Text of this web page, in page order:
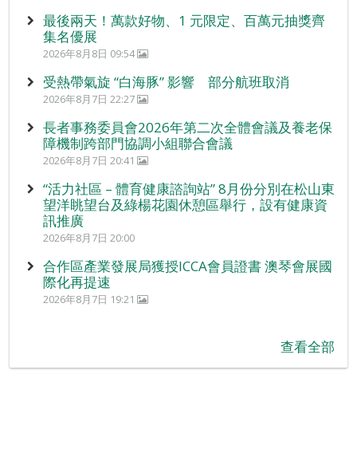
最後兩天！萬款好物、1 元限定、百萬元抽獎齊
集名優展
2026年8月8日 09:54
受熱帶氣旋 “白海豚” 影響 部分航班取消
2026年8月7日 22:27
長者事務委員會2026年第二次全體會議及養老保
障機制跨部門協調小組聯合會議
2026年8月7日 20:41
“活力社區 – 體育健康諮詢站” 8月份分別在松山東
望洋眺望台及綠楊花園休憩區舉行，設有健康資
訊推廣
2026年8月7日 20:00
合作區產業發展局獲授ICCA會員證書 澳琴會展國
際化再提速
2026年8月7日 19:21
查看全部